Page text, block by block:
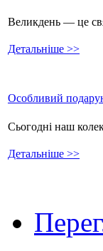
Великдень — це
Детальніше >>
Особливий
Сьогодні наш
Детальніше >>